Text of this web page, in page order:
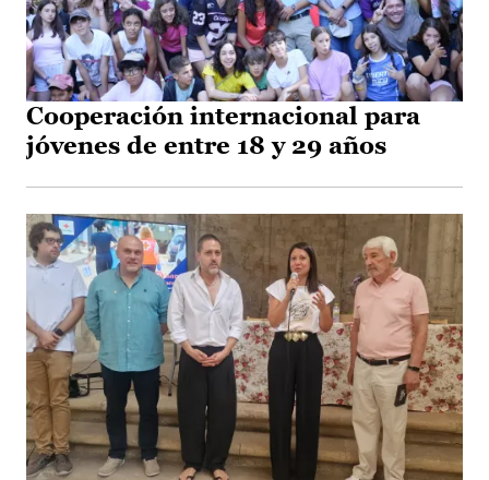
Cooperación internacional para
jóvenes de entre 18 y 29 años